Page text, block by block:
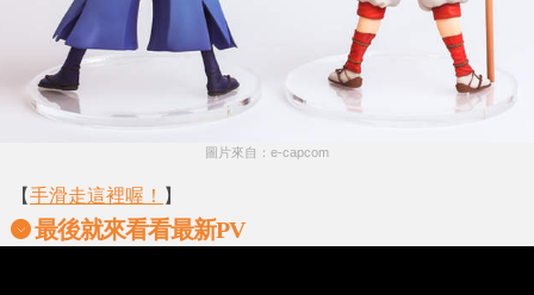
圖片來自：e-capcom
【手滑走這裡喔！ 】
最後就來看看最新PV